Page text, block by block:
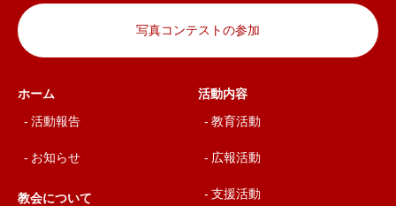
写真コンテストの参加
ホーム
活動報告
お知らせ
教会について
活動内容
教育活動
広報活動
支援活動